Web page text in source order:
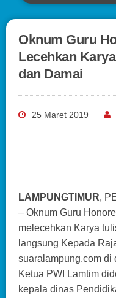
Oknum Guru
Lecehkan
dan Damai
25 Maret 2019
LAMPUNGTIMUR,
– Oknum Guru
melecehkan Karya
langsung Kepada
suaralampung.com di
Ketua PWI Lamtim
kepala dinas